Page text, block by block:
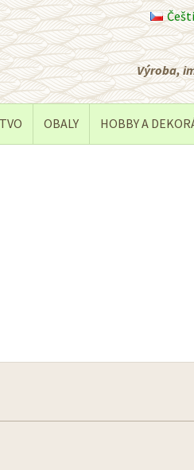
Výroba,
OBALY HOBBY A